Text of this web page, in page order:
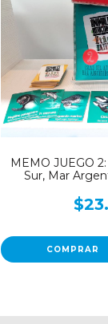
MEMO JUEGO
Sur, Mar